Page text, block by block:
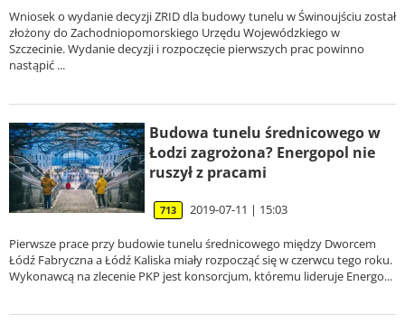
Wniosek o wydanie decyzji ZRID dla budowy tunelu w Świnoujściu został
złożony do Zachodniopomorskiego Urzędu Wojewódzkiego w
Szczecinie. Wydanie decyzji i rozpoczęcie pierwszych prac powinno
nastąpić ...
Budowa tunelu średnicowego w
Łodzi zagrożona? Energopol nie
ruszył z pracami
713 2019-07-11 | 15:03
Pierwsze prace przy budowie tunelu średnicowego między Dworcem
Łódź Fabryczna a Łódź Kaliska miały rozpocząć się w czerwcu tego roku.
Wykonawcą na zlecenie PKP jest konsorcjum, któremu lideruje Energo...